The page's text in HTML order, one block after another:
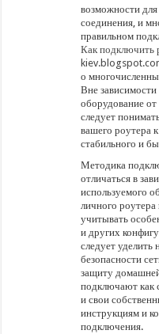
возможности
соединения, и
правильном
Как подключить
о
Вне зависимости
оборудование
следует
вашего роутера
стабильного и
Методика
отличаться в
используемого
личного
учитывать
и других
следует уделить
безопасности
защиту
подключают как
и свои
инструкциям и
подключения.